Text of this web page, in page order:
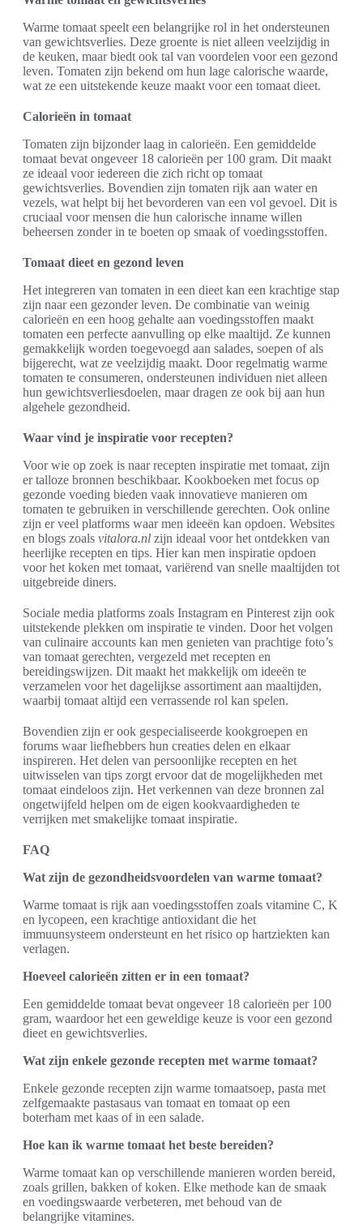
Warme tomaat speelt een belangrijke rol in het ondersteunen
van gewichtsverlies. Deze groente is niet alleen veelzijdig in
de keuken, maar biedt ook tal van voordelen voor een gezond
leven. Tomaten zijn bekend om hun lage calorische waarde,
wat ze een uitstekende keuze maakt voor een tomaat dieet.
Calorieën in tomaat
Tomaten zijn bijzonder laag in calorieën. Een gemiddelde
tomaat bevat ongeveer 18 calorieën per 100 gram. Dit maakt
ze ideaal voor iedereen die zich richt op tomaat
gewichtsverlies. Bovendien zijn tomaten rijk aan water en
vezels, wat helpt bij het bevorderen van een vol gevoel. Dit is
cruciaal voor mensen die hun calorische inname willen
beheersen zonder in te boeten op smaak of voedingsstoffen.
Tomaat dieet en gezond leven
Het integreren van tomaten in een dieet kan een krachtige stap
zijn naar een gezonder leven. De combinatie van weinig
calorieën en een hoog gehalte aan voedingsstoffen maakt
tomaten een perfecte aanvulling op elke maaltijd. Ze kunnen
gemakkelijk worden toegevoegd aan salades, soepen of als
bijgerecht, wat ze veelzijdig maakt. Door regelmatig warme
tomaten te consumeren, ondersteunen individuen niet alleen
hun gewichtsverliesdoelen, maar dragen ze ook bij aan hun
algehele gezondheid.
Waar vind je inspiratie voor recepten?
Voor wie op zoek is naar recepten inspiratie met tomaat, zijn
er talloze bronnen beschikbaar. Kookboeken met focus op
gezonde voeding bieden vaak innovatieve manieren om
tomaten te gebruiken in verschillende gerechten. Ook online
zijn er veel platforms waar men ideeën kan opdoen. Websites
en blogs zoals vitalora.nl zijn ideaal voor het ontdekken van
heerlijke recepten en tips. Hier kan men inspiratie opdoen
voor het koken met tomaat, variërend van snelle maaltijden tot
uitgebreide diners.
Sociale media platforms zoals Instagram en Pinterest zijn ook
uitstekende plekken om inspiratie te vinden. Door het volgen
van culinaire accounts kan men genieten van prachtige foto’s
van tomaat gerechten, vergezeld met recepten en
bereidingswijzen. Dit maakt het makkelijk om ideeën te
verzamelen voor het dagelijkse assortiment aan maaltijden,
waarbij tomaat altijd een verrassende rol kan spelen.
Bovendien zijn er ook gespecialiseerde kookgroepen en
forums waar liefhebbers hun creaties delen en elkaar
inspireren. Het delen van persoonlijke recepten en het
uitwisselen van tips zorgt ervoor dat de mogelijkheden met
tomaat eindeloos zijn. Het verkennen van deze bronnen zal
ongetwijfeld helpen om de eigen kookvaardigheden te
verrijken met smakelijke tomaat inspiratie.
FAQ
Wat zijn de gezondheidsvoordelen van warme tomaat?
Warme tomaat is rijk aan voedingsstoffen zoals vitamine C, K
en lycopeen, een krachtige antioxidant die het
immuunsysteem ondersteunt en het risico op hartziekten kan
verlagen.
Hoeveel calorieën zitten er in een tomaat?
Een gemiddelde tomaat bevat ongeveer 18 calorieën per 100
gram, waardoor het een geweldige keuze is voor een gezond
dieet en gewichtsverlies.
Wat zijn enkele gezonde recepten met warme tomaat?
Enkele gezonde recepten zijn warme tomaatsoep, pasta met
zelfgemaakte pastasaus van tomaat en tomaat op een
boterham met kaas of in een salade.
Hoe kan ik warme tomaat het beste bereiden?
Warme tomaat kan op verschillende manieren worden bereid,
zoals grillen, bakken of koken. Elke methode kan de smaak
en voedingswaarde verbeteren, met behoud van de
belangrijke vitamines.